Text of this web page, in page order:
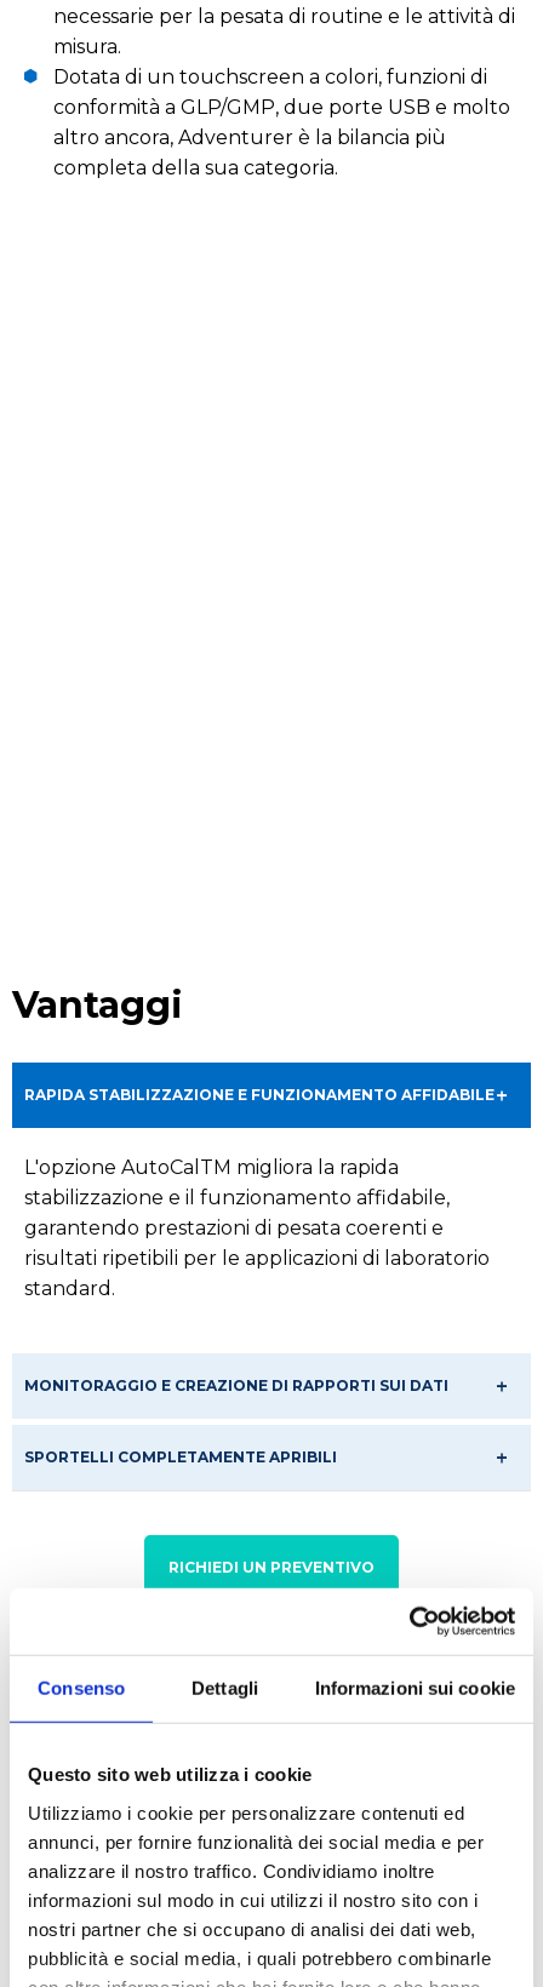
Consenso Dettagli Informazioni sui cookie
Questo sito web utilizza i cookie
Utilizziamo i cookie per personalizzare contenuti ed
annunci, per fornire funzionalità dei social media e per
analizzare il nostro traffico. Condividiamo inoltre
informazioni sul modo in cui utilizzi il nostro sito con i
nostri partner che si occupano di analisi dei dati web,
pubblicità e social media, i quali potrebbero combinarle
necessarie per la pesata di routine e le attività di
misura.
Dotata di un touchscreen a colori, funzioni di
conformità a GLP/GMP, due porte USB e molto
altro ancora, Adventurer è la bilancia più
completa della sua categoria.
Vantaggi
RAPIDA STABILIZZAZIONE E FUNZIONAMENTO AFFIDABILE
L'opzione AutoCalTM migliora la rapida
stabilizzazione e il funzionamento affidabile,
garantendo prestazioni di pesata coerenti e
risultati ripetibili per le applicazioni di laboratorio
standard.
MONITORAGGIO E CREAZIONE DI RAPPORTI SUI DATI
SPORTELLI COMPLETAMENTE APRIBILI
RICHIEDI UN PREVENTIVO
Caratteristiche tecniche
Applicazioni
Pesata, conteggio pezzi, pesata percentuale,
totalizzazione/statistiche, formulazione,
determinazione della densità, Display Hold
Display